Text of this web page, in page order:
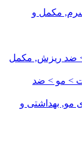
مکمل و
> ضد ریزش, مکمل
> مو > ضد
مو, بهداشتی و